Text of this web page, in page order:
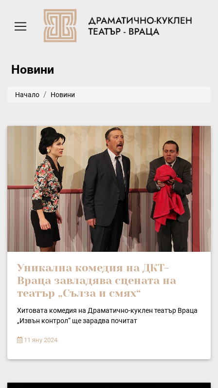
Новини
Начало Новини
Уникална комедия на ДКТ-
Враца завладява сцената на
театър „Сълза и смях“
Хитовата комедия на Драматично-куклен театър Враца
„Извън контрол“ ще зарадва почитат
11 яну 2024